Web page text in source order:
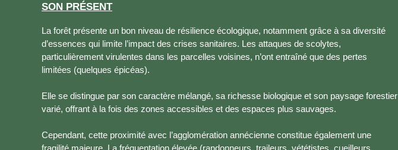
SON PRÉSENT
La forêt présente un bon niveau de résilience écologique, notamment grâce à sa diversité
d’essences qui limite l’impact des crises sanitaires. Les attaques de scolytes,
particulièrement virulentes dans les parcelles voisines, n’ont entraîné que des pertes
limitées (quelques épicéas).
Elle se distingue par son caractère mélangé, sa richesse biologique et son paysage forestier
varié, offrant à la fois des zones accessibles et des espaces plus sauvages.
Cependant, cette proximité avec l’agglomération annécienne constitue également une
fragilité majeure. La fréquentation élevée (randonneurs, traileurs, vététistes, cueilleurs,